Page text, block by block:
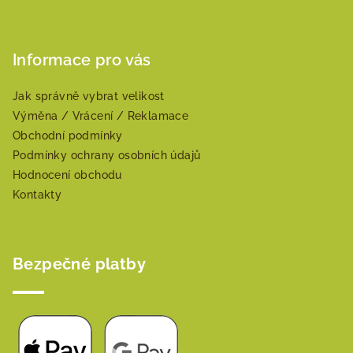
Informace pro vás
Jak správně vybrat velikost
Výměna / Vrácení / Reklamace
Obchodní podmínky
Podmínky ochrany osobních údajů
Hodnocení obchodu
Kontakty
Bezpečné platby